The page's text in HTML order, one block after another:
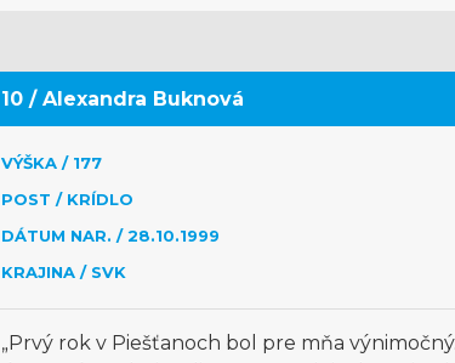
10 / Alexandra Buknová
VÝŠKA / 177
POST / KRÍDLO
DÁTUM NAR. / 28.10.1999
KRAJINA / SVK
„Prvý rok v Piešťanoch bol pre mňa